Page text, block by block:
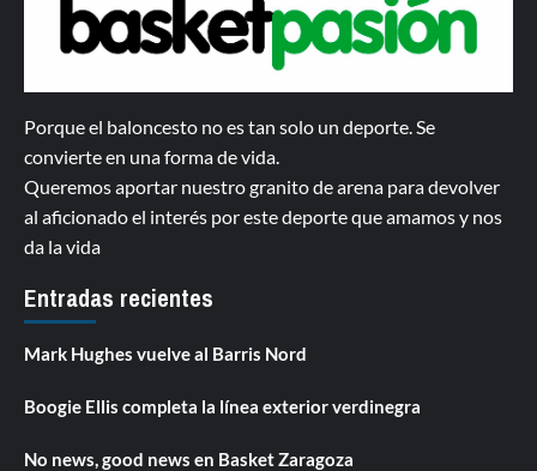
Porque el baloncesto no es tan solo un deporte. Se
convierte en una forma de vida.
Queremos aportar nuestro granito de arena para devolver
al aficionado el interés por este deporte que amamos y nos
da la vida
Entradas recientes
Mark Hughes vuelve al Barris Nord
Boogie Ellis completa la línea exterior verdinegra
No news, good news en Basket Zaragoza